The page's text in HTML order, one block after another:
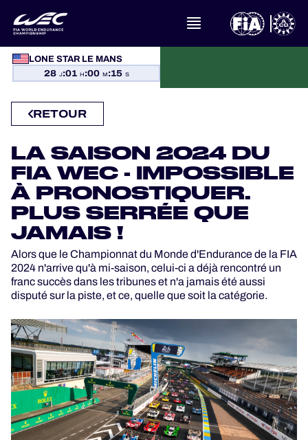
LONE STAR LE MANS
28 J:01 H:00 M:15 S
À PROPOS DU FIA WEC
CLASSEMENTS
RÉSULTATS
LA GRILLE
OÙ REGARDER
JEU OFFICIEL
HOSPITALITÉS
BILLETTERIE
RETOUR
LA SAISON 2024 DU
FIA WEC - IMPOSSIBLE
À PRONOSTIQUER.
PLUS SERRÉE QUE
JAMAIS !
Alors que le Championnat du Monde d'Endurance de la FIA
2024 n'arrive qu'à mi-saison, celui-ci a déjà rencontré un
franc succès dans les tribunes et n'a jamais été aussi
disputé sur la piste, et ce, quelle que soit la catégorie.